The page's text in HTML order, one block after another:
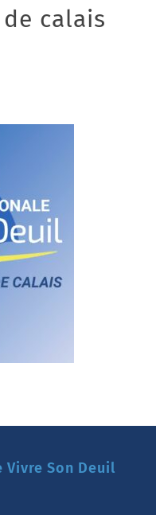
calais
Vivre Son Deuil